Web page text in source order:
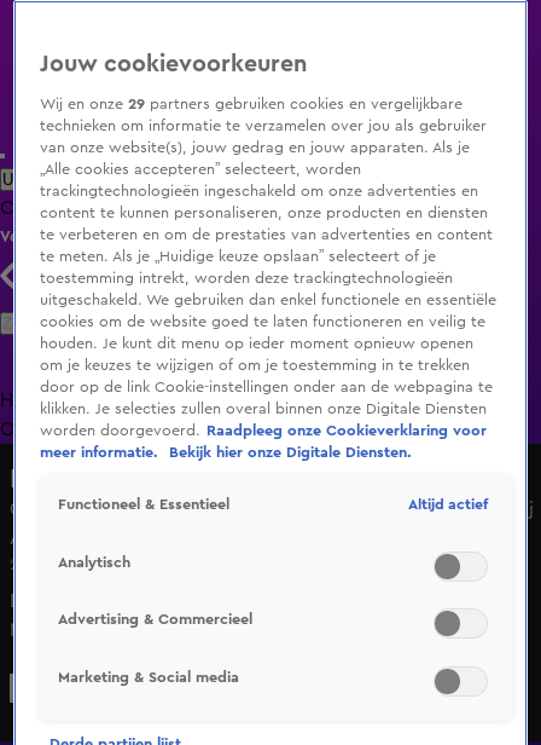
Uitzending Gemist Populaire programma's Zenders Genres
ClipsFilmsRadioSmart TV inlogShop
Volg KIJK
Zoeken
HomeUitzending Gemist Programma's De Bondgenoten
OranjezomerLivestreamsShop
Gekantelde vrachtwagen veroorzaakt extra oponthoud bij
Afsluitdijk
21 juni 2025, 18:06
Een vrachtwagen is zaterdagmiddag gekanteld op de
N307, de weg tussen Lelystad en Enkhuizen. In beide
ANWB. Het was al flink druk op de weg, omdat de
Jouw cookievoorkeuren
Wij en onze29 partners gebruiken cookies en vergelijkbare
technieken om informatie te verzamelen over jou als gebruiker
van onze website(s), jouw gedrag en jouw apparaten. Als je
„Alle cookies accepteren” selecteert, worden
trackingtechnologieën ingeschakeld om onze advertenties en
content te kunnen personaliseren, onze producten en diensten
te verbeteren en om de prestaties van advertenties en content
te meten. Als je „Huidige keuze opslaan” selecteert of je
toestemming intrekt, worden deze trackingtechnologieën
uitgeschakeld. We gebruiken dan enkel functionele en essentiële
cookies om de website goed te laten functioneren en veilig te
houden. Je kunt dit menu op ieder moment opnieuw openen
om je keuzes te wijzigen of om je toestemming in te trekken
door op de link Cookie-instellingen onder aan de webpagina te
klikken. Je selecties zullen overal binnen onze Digitale Diensten
worden doorgevoerd.
Raadpleeg onze Cookieverklaring voor
meer informatie.
Bekijk hier onze Digitale Diensten.
Functioneel & Essentieel Altijd actief
Analytisch
Advertising & Commercieel
Marketing & Social media